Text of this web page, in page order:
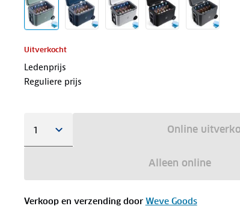
Uitverkocht
Ledenprijs
Reguliere prijs
Online
Alleen online
Verkoop en verzending door Weve Goods